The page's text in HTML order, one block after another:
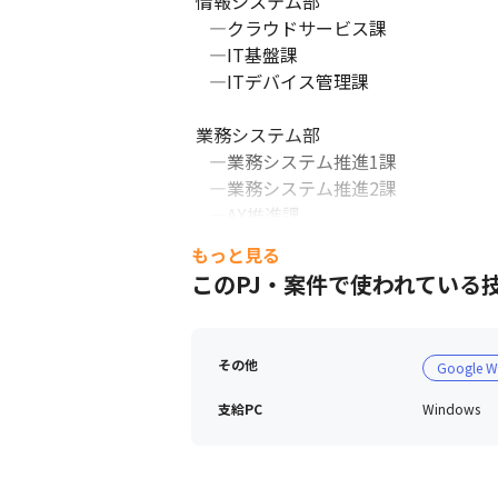
―クラウドサービス課
―IT基盤課
―ITデバイス管理課
―業務システム推進1課
―業務システム推進2課
―AX推進課
―データ基盤課
もっと見る
このPJ・案件で使われている
その他 Google
支給PC Windows